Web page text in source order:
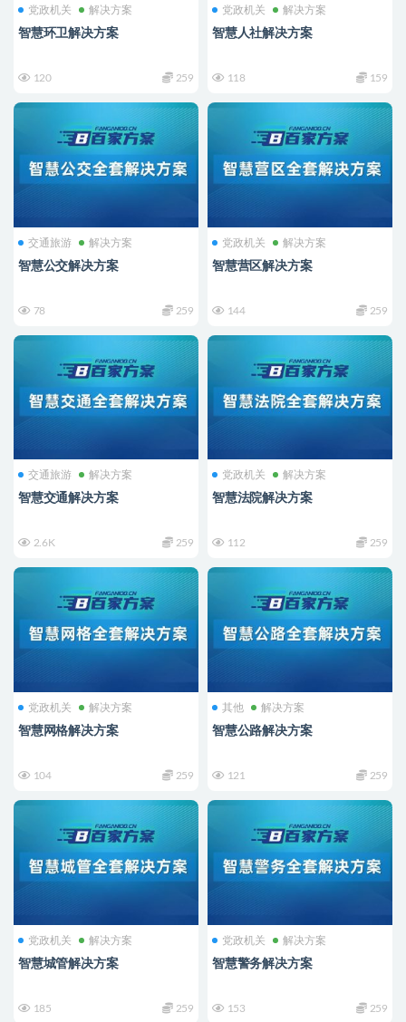
党政机关 解决方案
智慧环卫解决方案
120 259
党政机关 解决方案
智慧人社解决方案
118 159
交通旅游 解决方案
智慧公交解决方案
78 259
党政机关 解决方案
智慧营区解决方案
144 259
交通旅游 解决方案
智慧交通解决方案
2.6K 259
党政机关 解决方案
智慧法院解决方案
112 259
党政机关 解决方案
智慧网格解决方案
104 259
其他 解决方案
智慧公路解决方案
121 259
党政机关 解决方案
智慧城管解决方案
185 259
党政机关 解决方案
智慧警务解决方案
153 259